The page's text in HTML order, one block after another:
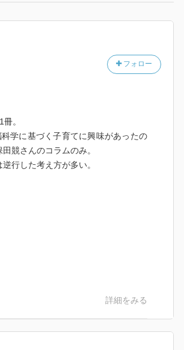
フォロー
。
学に基づく子育てに興味があったの
競さんのコラムのみ。
行した考え方が多い。
詳細をみる